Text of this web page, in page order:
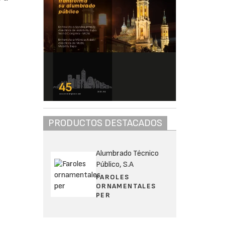
PRODUCTOS DESTACADOS
Alumbrado Técnico
Público, S.A
FAROLES
ORNAMENTALES
PER